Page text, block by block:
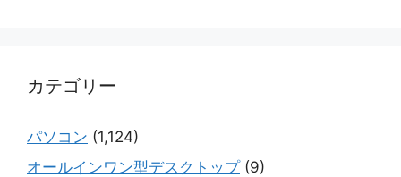
カテゴリー
パソコン (1,124)
オールインワン型デスクトップ(9)